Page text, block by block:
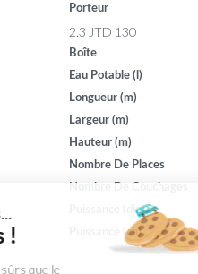
Porteur
2.3 JTD 130
Boîte
Eau Potable (l)
Longueur (m)
Largeur (m)
Hauteur (m)
Nombre De Places
Puissance (din)
Puissance (ch)
!
sûrs que le